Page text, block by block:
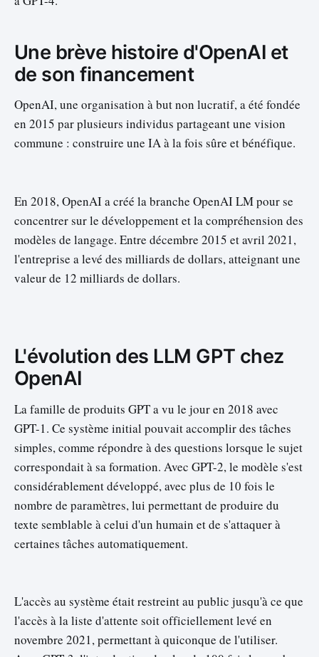
Une brève histoire d'OpenAI et
de son financement
OpenAI, une organisation à but non lucratif, a été fondée
en 2015 par plusieurs individus partageant une vision
commune : construire une IA à la fois sûre et bénéfique.
En 2018, OpenAI a créé la branche OpenAI LM pour se
concentrer sur le développement et la compréhension des
modèles de langage. Entre décembre 2015 et avril 2021,
l'entreprise a levé des milliards de dollars, atteignant une
valeur de 12 milliards de dollars.
L'évolution des LLM GPT chez
OpenAI
La famille de produits GPT a vu le jour en 2018 avec
GPT-1. Ce système initial pouvait accomplir des tâches
simples, comme répondre à des questions lorsque le sujet
correspondait à sa formation. Avec GPT-2, le modèle s'est
considérablement développé, avec plus de 10 fois le
nombre de paramètres, lui permettant de produire du
texte semblable à celui d'un humain et de s'attaquer à
certaines tâches automatiquement.
L'accès au système était restreint au public jusqu'à ce que
l'accès à la liste d'attente soit officiellement levé en
novembre 2021, permettant à quiconque de l'utiliser.